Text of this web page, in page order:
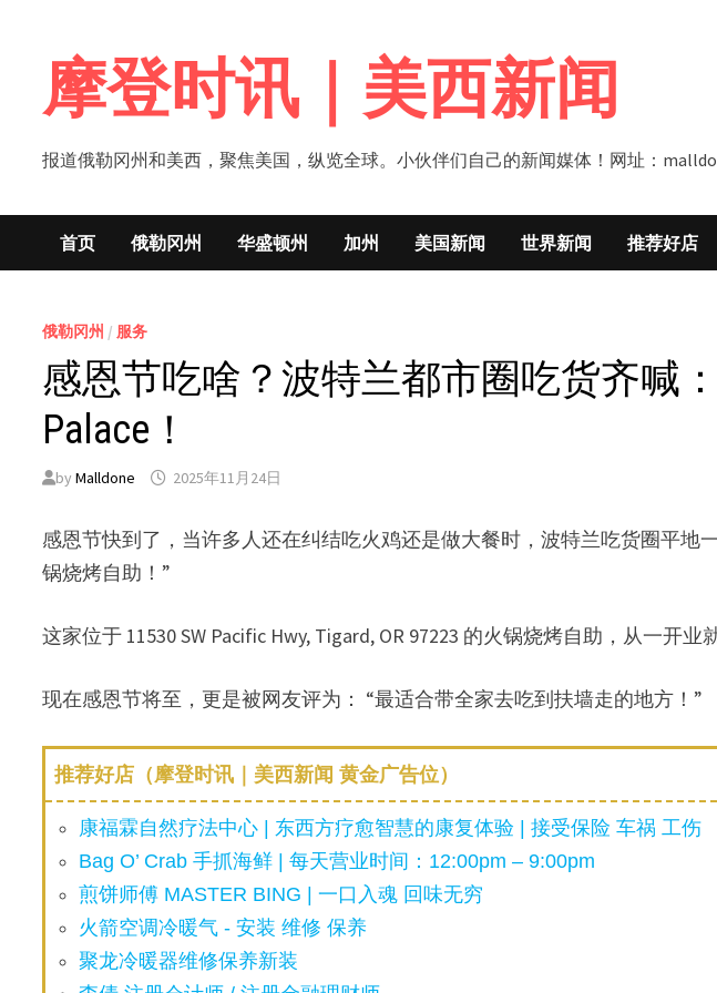
content摩登时讯｜美西新闻
报道俄勒冈州和美西，聚焦美国，纵览全球。小伙伴们自己的新闻媒体！网址：
首页 俄勒冈州 华盛顿州 加州 美国新闻 世界新闻 推荐好店
俄勒冈州 / 服务
感恩节吃啥？波特兰都市圈吃货齐喊
Palace！
byMalldone 2025年11月24日
感恩节快到了，当许多人还在纠结吃火鸡还是做大餐时，波特兰吃货圈平地
锅烧烤自助！”
这家位于 11530 SW Pacific Hwy, Tigard, OR 97223 的火锅烧烤自助，从一开业
现在感恩节将至，更是被网友评为： “最适合带全家去吃到扶墙走的地方！”
推荐好店（摩登时讯｜美西新闻 黄金广告位）
康福霖自然疗法中心 | 东西方疗愈智慧的康复体验 | 接受保险 车祸 工伤
Bag O’ Crab 手抓海鲜 | 每天营业时间：12:00pm – 9:00pm
煎饼师傅 MASTER BING | 一口入魂 回味无穷
火箭空调冷暖气 - 安装 维修 保养
聚龙冷暖器维修保养新装